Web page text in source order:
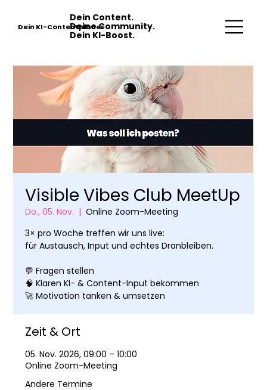
Dein Content.
Deine Community.
Dein KI-Boost.
Dein KI-Contentplaner
Visible Vibes Club MeetUp
Do., 05. Nov.
  |
Online Zoom-Meeting
3× pro Woche treffen wir uns live:
für Austausch, Input und echtes Dranbleiben.
💬 Fragen stellen
🧠 Klaren KI- & Content-Input bekommen
🚀 Motivation tanken & umsetzen
Zeit & Ort
05. Nov. 2026, 09:00 – 10:00
Online Zoom-Meeting
Andere Termine